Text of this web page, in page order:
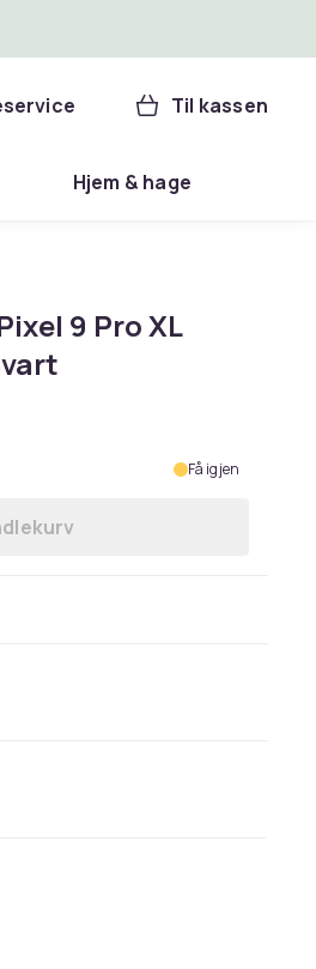
Til kassen
Hjem & hage
9 Pro XL
Få igjen
LC.IMEEKE Til Google Pixel 9